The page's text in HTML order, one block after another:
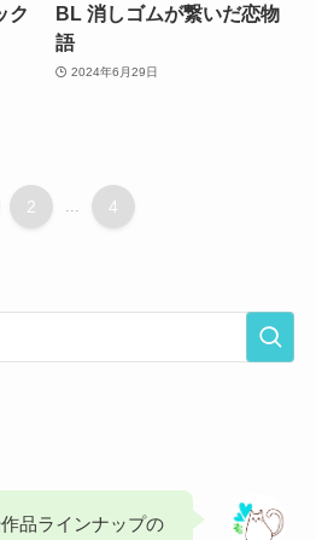
ク
BL 消しゴムが繋いだ恋物
語
2024年6月29日
2 ... 4
品ラインナップの